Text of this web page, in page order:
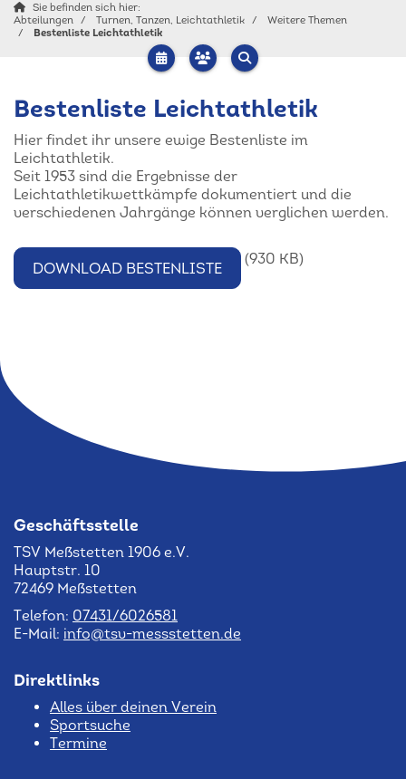
Sie befinden sich hier:
Abteilungen
Turnen, Tanzen, Leichtathletik
Weitere Themen
Bestenliste Leichtathletik
Bestenliste Leichtathletik
Hier findet ihr unsere ewige Bestenliste im
Leichtathletik.
Seit 1953 sind die Ergebnisse der
Leichtathletikwettkämpfe dokumentiert und die
verschiedenen Jahrgänge können verglichen werden.
DOWNLOAD BESTENLISTE
(930 KB)
Geschäftsstelle
TSV Meßstetten 1906 e.V.
Hauptstr. 10
72469 Meßstetten
Telefon: 07431/6026581
E-Mail: info@tsv-messstetten.de
Direktlinks
Alles über deinen Verein
Sportsuche
Termine